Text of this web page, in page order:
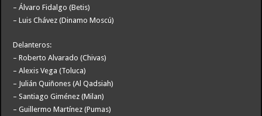
– Álvaro Fidalgo (Betis)
– Luis Chávez (Dinamo Moscú)
Delanteros:
– Roberto Alvarado (Chivas)
– Alexis Vega (Toluca)
– Julián Quiñones (Al Qadsiah)
– Santiago Giménez (Milan)
– Guillermo Martínez (Pumas)